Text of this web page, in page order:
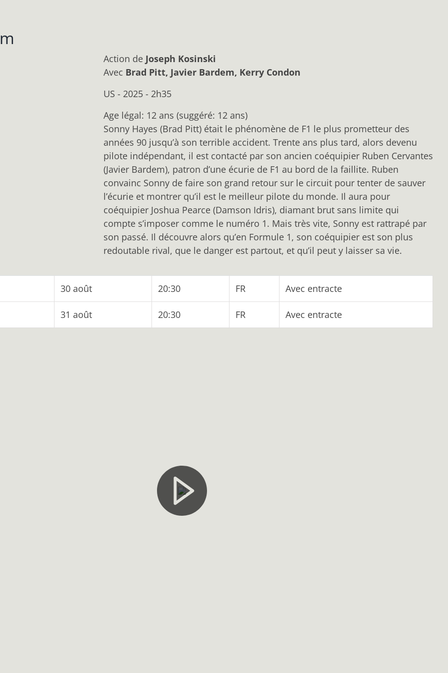
Action de Joseph Kosinski
Avec Brad Pitt, Javier Bardem, Kerry Condon
US - 2025 - 2h35
Age légal: 12 ans (suggéré: 12 ans)
Sonny Hayes (Brad Pitt) était le phénomène de F1 le plus prometteur des
années 90 jusqu’à son terrible accident. Trente ans plus tard, alors devenu
pilote indépendant, il est contacté par son ancien coéquipier Ruben Cervantes
(Javier Bardem), patron d’une écurie de F1 au bord de la faillite. Ruben
convainc Sonny de faire son grand retour sur le circuit pour tenter de sauver
l’écurie et montrer qu’il est le meilleur pilote du monde. Il aura pour
coéquipier Joshua Pearce (Damson Idris), diamant brut sans limite qui
compte s’imposer comme le numéro 1. Mais très vite, Sonny est rattrapé par
son passé. Il découvre alors qu’en Formule 1, son coéquipier est son plus
redoutable rival, que le danger est partout, et qu’il peut y laisser sa vie.
30 août 20:30 FR Avec entracte
31 août 20:30 FR Avec entracte